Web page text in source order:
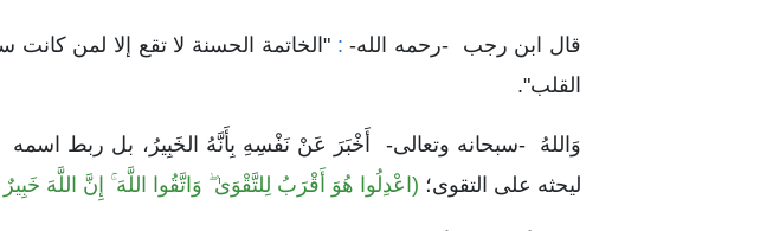
قال ابن رجب -رحمه الله-: "الخاتمة الحسنة لا تقع إلا لمن
القلب".
وَاللهُ -سبحانه وتعالى- أَخْبَرَ عَنْ نَفْسِهِ بِأَنَّهُ الخَبِيرُ، بل ربط
ليحثه على التقوى؛ (اعْدِلُوا هُوَ أَقْرَبُ لِلتَّقْوَىٰ ۖ وَاتَّقُوا اللَّهَ ۚ إِنَّ اللَّهَ